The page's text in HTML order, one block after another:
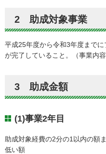
2 助成対象事業
平成25年度から令和3年度まで
が完了していること。（事業内
3 助成金額
(1)事業2年目
助成対象経費の2分の1以内の額
低い額